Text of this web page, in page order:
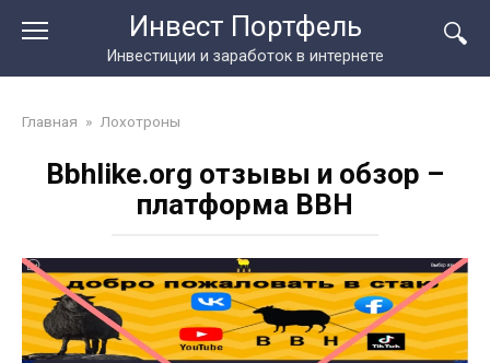
Инвест Портфель
Инвестиции и заработок в интернете
Главная » Лохотроны
Bbhlike.org отзывы и обзор –
платформа BBH